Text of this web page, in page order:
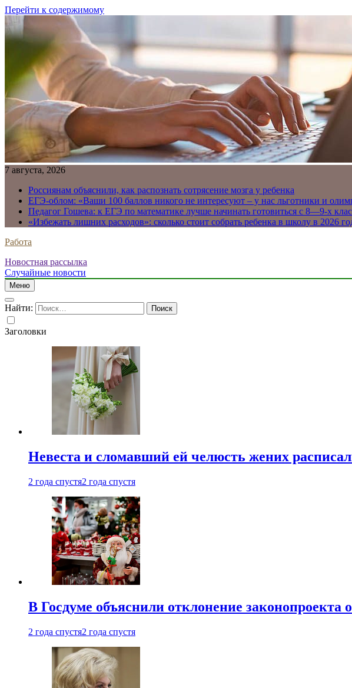
Перейти к содержимому
7 августа, 2026
Россиянам объяснили, как распознать сотрясение мозга у ребенка
ЕГЭ-облом: «Ваши 100 баллов никого не интересуют – у нас льготники и
Педагог Гошева: к ЕГЭ по математике лучше начинать готовиться с 8—9-х
«Избежать лишних расходов»: сколько стоит собрать ребенка в школу в 2026
Работа
Новостная рассылка
Случайные новости
Меню
Найти:
Заголовки
Невеста и сломавший ей челюсть жених
2 года спустя2 года спустя
В Госдуме объяснили отклонение законопроекта
2 года спустя2 года спустя